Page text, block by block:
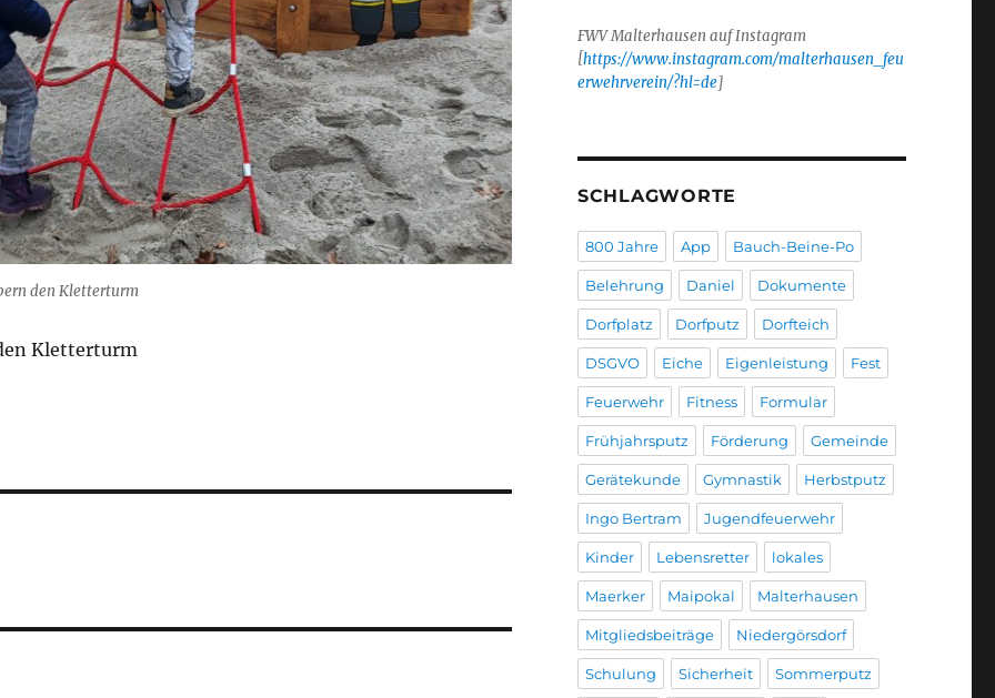
den Kletterturm
Kletterturm
FWV Malterhausen auf Instagram
[https://www.instagram.com/malterhausen_feu
erwehrverein/?hl=de]
SCHLAGWORTE
800 Jahre App Bauch-Beine-Po
Belehrung Daniel Dokumente
Dorfplatz Dorfputz Dorfteich
DSGVO Eiche Eigenleistung Fest
Feuerwehr Fitness Formular
Frühjahrsputz Förderung Gemeinde
Gerätekunde Gymnastik Herbstputz
Ingo Bertram Jugendfeuerwehr
Kinder Lebensretter lokales
Maerker Maipokal Malterhausen
Mitgliedsbeiträge Niedergörsdorf
Schulung Sicherheit Sommerputz